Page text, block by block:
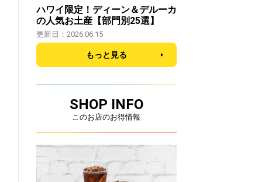
ハワイ限定！ディーン＆デルーカ
の人気お土産【部門別25選】
更新日：2026.06.15
もっと見る
SHOP INFO
このお店のお得情報